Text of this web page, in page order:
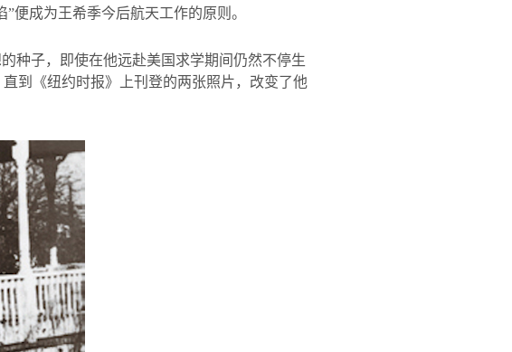
便成为王希季今后航天工作的原则。
种子，即使在他远赴美国求学期间仍然不停生
到《纽约时报》上刊登的两张照片，改变了他